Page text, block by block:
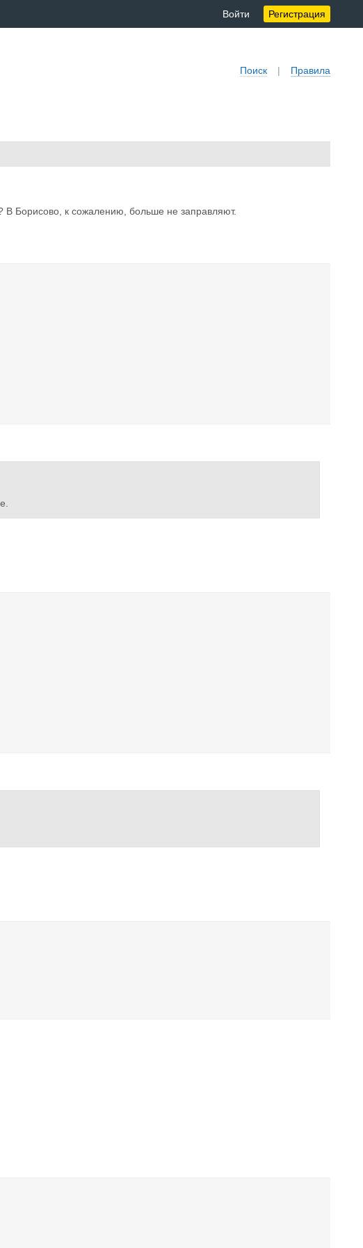
Войти Регистрация
Поиск | Правила
В Борисово, к сожалению, больше не заправляют.